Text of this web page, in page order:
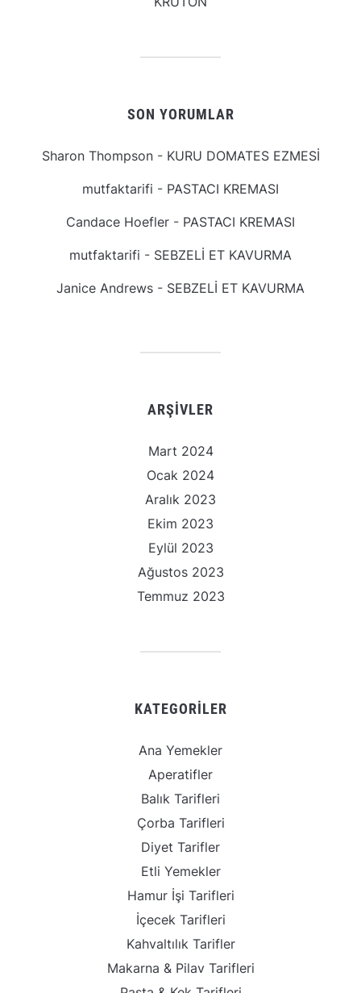
SON YORUMLAR
Sharon Thompson- KURU DOMATES EZMESİ
mutfaktarifi - PASTACI KREMASI
Candace Hoefler - PASTACI KREMASI
mutfaktarifi - SEBZELİ ET KAVURMA
Janice Andrews - SEBZELİ ET KAVURMA
ARŞIVLER
Mart 2024
Ocak 2024
Aralık 2023
Ekim 2023
Eylül 2023
Ağustos 2023
Temmuz 2023
KATEGORILER
Ana Yemekler
Aperatifler
Balık Tarifleri
Çorba Tarifleri
Diyet Tarifler
Etli Yemekler
Hamur İşi Tarifleri
İçecek Tarifleri
Kahvaltılık Tarifler
Makarna & Pilav Tarifleri